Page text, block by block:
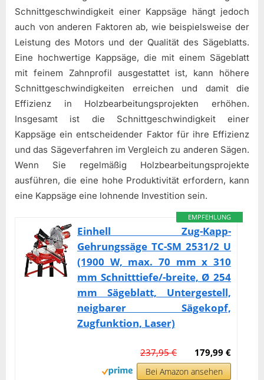
Schnittgeschwindigkeit einer Kappsäge hängt jedoch
auch von anderen Faktoren ab, wie beispielsweise der
Leistung des Motors und der Qualität des Sägeblatts.
Eine hochwertige Kappsäge, die mit einem Sägeblatt
mit feinem Zahnprofil ausgestattet ist, kann höhere
Schnittgeschwindigkeiten erreichen und damit die
Effizienz in Holzbearbeitungsprojekten erhöhen.
Insgesamt ist die Schnittgeschwindigkeit einer
Kappsäge ein entscheidender Faktor für ihre Effizienz
und das Sägeverfahren im Vergleich zu anderen Sägen.
Wenn Sie regelmäßig Holzbearbeitungsprojekte
ausführen, die eine hohe Produktivität erfordern, kann
eine Kappsäge eine lohnende Investition sein.
EMPFEHLUNG
Einhell Zug-Kapp-
Gehrungssäge TC-SM 2531/2 U
(1900 W, max. 70 mm x 310
mm Schnitttiefe/-breite, Ø 254
mm Sägeblatt, Untergestell,
neigbarer Sägekopf,
Zugfunktion, Laser)
179,99 €
237,95 €
Bei Amazon ansehen